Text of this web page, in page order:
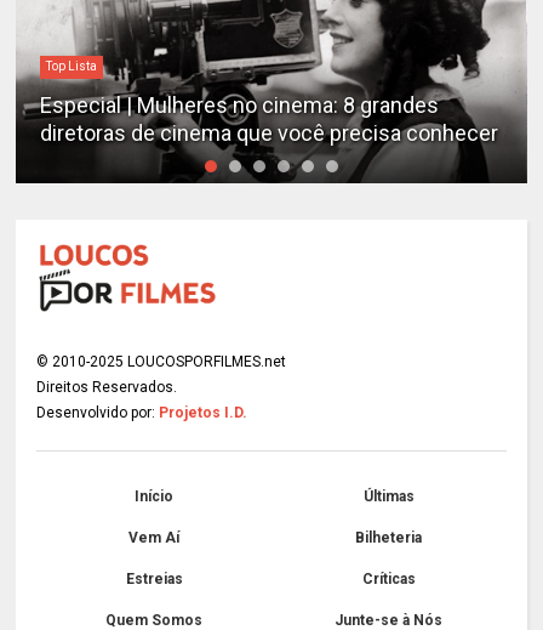
Top Lista
Especial | Mulheres no cinema: 8 grandes
diretoras de cinema que você precisa conhecer
© 2010-2025 LOUCOSPORFILMES.net
Direitos Reservados.
Desenvolvido por: Projetos I.D.
Início Últimas
Vem Aí Bilheteria
Estreias Críticas
Quem Somos Junte-se à Nós